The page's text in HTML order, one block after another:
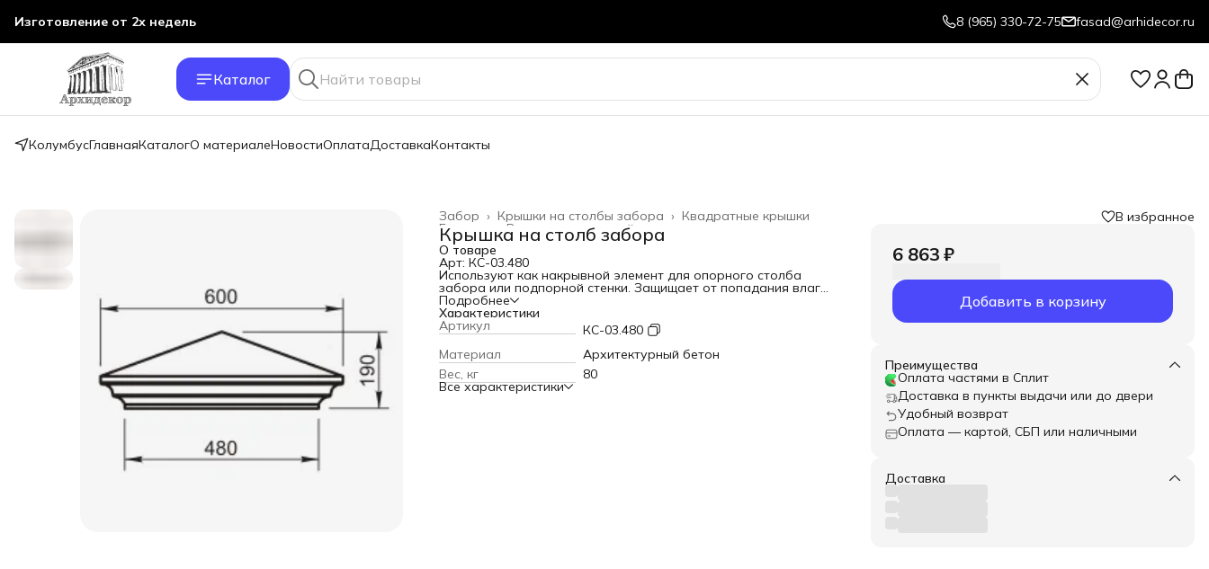
Изготовление от 2х недель 8 (965) 330-72-75 fasad@arhidecor.ru
Каталог
КолумбусГлавнаяКаталогО материалеНовостиОплатаДоставкаКонтакты
Квадратные крышки
Крышки на столбы забора ›
Забор ›
Весь архитектурный декор
Главная ›
Крышка на столб забора
О товаре
Арт: КС-03.480
Используют как накрывной элемент для опорного столба
забора или подпорной стенки. Защищает от попадания влаги.
В разы продлевает срок службы конструкции.
Посадочный размер: 480х480 мм
Варианты цвета
Подробнее
Характеристики
Артикул
КС-03.480
Материал
Архитектурный бетон
Вес, кг
80
Все характеристики
В избранное
6 863 ₽
Добавить в корзину
Преимущества
Оплата частями в Сплит
Доставка в пункты выдачи или до двери
Удобный возврат
Оплата — картой, СБП или наличными
Доставка